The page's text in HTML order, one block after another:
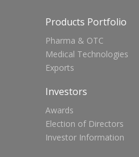
Products Portfolio
Pharma & OTC
Medical Technologies
Exports
Investors
Awards
Election of Directors
Investor Information